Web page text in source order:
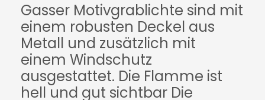
Gasser Motivgrablichte sind mit
einem robusten Deckel aus
Metall und zusätzlich mit
einem Windschutz
ausgestattet. Die Flamme ist
hell und gut sichtbar Die